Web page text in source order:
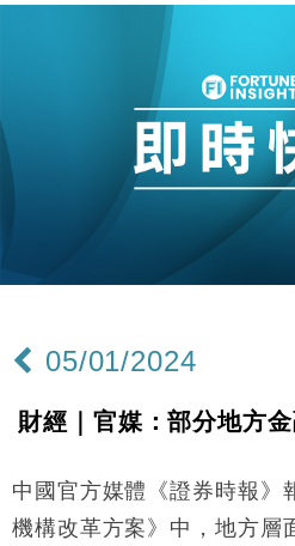
05/01/2024
財經｜官媒：部分地方
中國官方媒體《證券時報》
機構改革方案》中，地方層